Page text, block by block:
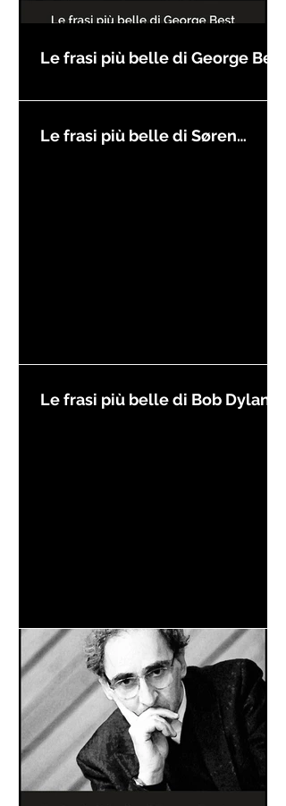
Le frasi più belle di George Best
Le frasi più belle di Søren
Le frasi più belle di Bob Dylan